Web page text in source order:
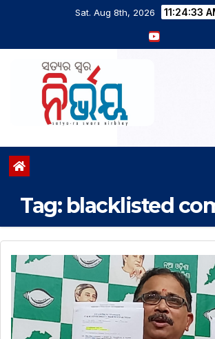
Sat. Aug 8th, 2026 11:24:33
Tag: blacklisted